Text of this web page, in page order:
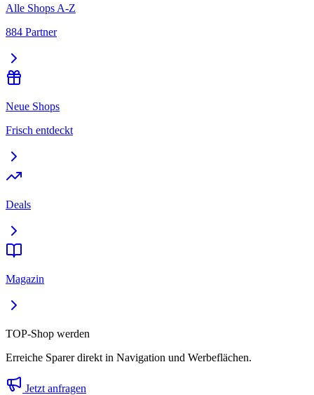
Alle Shops A-Z
884 Partner
Neue Shops
Frisch entdeckt
Deals
Magazin
TOP-Shop werden
Erreiche Sparer direkt in Navigation und Werbeflächen.
Jetzt anfragen